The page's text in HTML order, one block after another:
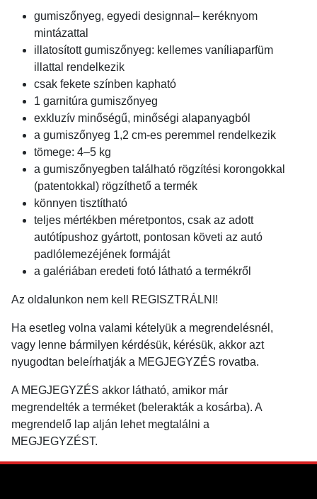
gumiszőnyeg, egyedi designnal– keréknyom
mintázattal
illatosított gumiszőnyeg: kellemes vaníliaparfüm
illattal rendelkezik
csak fekete színben kapható
1 garnitúra gumiszőnyeg
exkluzív minőségű, minőségi alapanyagból
a gumiszőnyeg 1,2 cm-es peremmel rendelkezik
tömege: 4–5 kg
a gumiszőnyegben található rögzítési korongokkal
(patentokkal) rögzíthető a termék
könnyen tisztítható
teljes mértékben méretpontos, csak az adott
autótípushoz gyártott, pontosan követi az autó
padlólemezéjének formáját
a galériában eredeti fotó látható a termékről
Az oldalunkon nem kell REGISZTRÁLNI!
Ha esetleg volna valami kételyük a megrendelésnél,
vagy lenne bármilyen kérdésük, kérésük, akkor azt
nyugodtan beleírhatják a MEGJEGYZÉS rovatba.
A MEGJEGYZÉS akkor látható, amikor már
megrendelték a terméket (belerakták a kosárba). A
megrendelő lap alján lehet megtalálni a
MEGJEGYZÉST.